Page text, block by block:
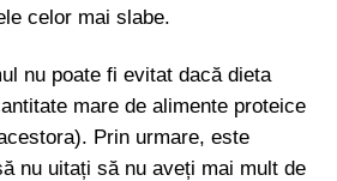
celor mai slabe.
nu poate fi evitat dacă dieta
mare de alimente proteice
Prin urmare, este
nu uitați să nu aveți mai mult de